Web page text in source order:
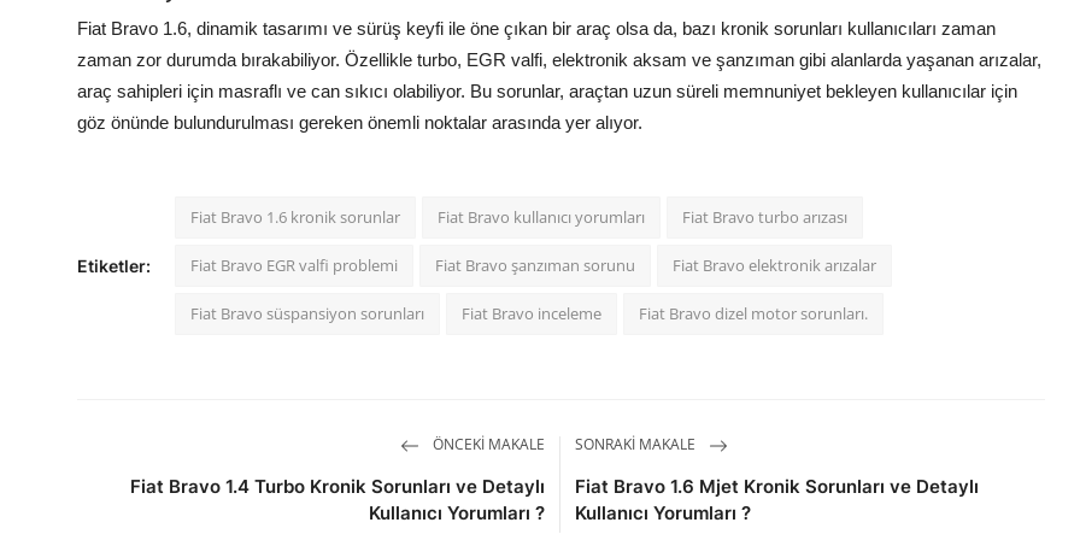
Fiat Bravo 1.6, dinamik tasarımı ve sürüş keyfi ile öne çıkan bir araç olsa da, bazı kronik sorunları kullanıcıları zaman
zaman zor durumda bırakabiliyor. Özellikle turbo, EGR valfi, elektronik aksam ve şanzıman gibi alanlarda yaşanan arızalar,
araç sahipleri için masraflı ve can sıkıcı olabiliyor. Bu sorunlar, araçtan uzun süreli memnuniyet bekleyen kullanıcılar için
göz önünde bulundurulması gereken önemli noktalar arasında yer alıyor.
Etiketler:
Fiat Bravo 1.6 kronik sorunlar Fiat Bravo kullanıcı yorumları Fiat Bravo turbo arızası
Fiat Bravo EGR valfi problemi Fiat Bravo şanzıman sorunu Fiat Bravo elektronik arızalar
Fiat Bravo süspansiyon sorunları Fiat Bravo inceleme Fiat Bravo dizel motor sorunları.
ÖNCEKI MAKALE
Fiat Bravo 1.4 Turbo Kronik Sorunları ve Detaylı
Kullanıcı Yorumları ?
SONRAKI MAKALE
Fiat Bravo 1.6 Mjet Kronik Sorunları ve Detaylı
Kullanıcı Yorumları ?